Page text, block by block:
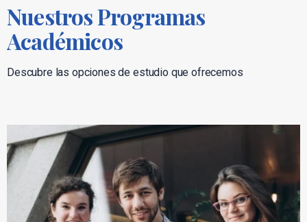
Nuestros Programas
Académicos
Descubre las opciones de estudio que ofrecemos